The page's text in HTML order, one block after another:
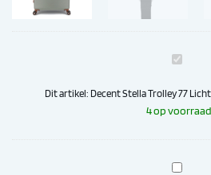
Decent
Trolley
Dit artikel: Decent Stella Trolley 77
4 op voorraad
Decent